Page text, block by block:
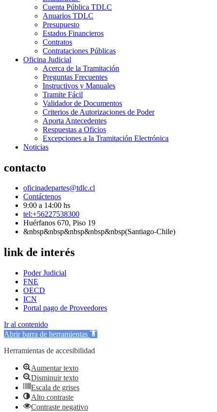
Cuenta Pública TDLC
Anuarios TDLC
Presupuesto
Estados Financieros
Contratos
Contrataciones Públicas
Oficina Judicial
Acerca de la Tramitación
Preguntas Frecuentes
Instructivos y Manuales
Tramite Fácil
Validador de Documentos
Criterios de Autorizaciones de Poder
Aporta Antecedentes
Respuestas a Oficios
Excepciones a la Tramitación Electrónica
Noticias
contacto
oficinadepartes@tdlc.cl
Contáctenos
9:00 a 14:00 hs
tel:+56227538300
Huérfanos 670, Piso 19
&nbsp&nbsp&nbsp&nbsp&nbsp(Santiago-Chile)
link de interés
Poder Judicial
FNE
OECD
ICN
Portal pago de Proveedores
Ir al contenido
Abrir barra de herramientas
Herramientas de accesibilidad
Aumentar texto
Disminuir texto
Escala de grises
Alto contraste
Contraste negativo